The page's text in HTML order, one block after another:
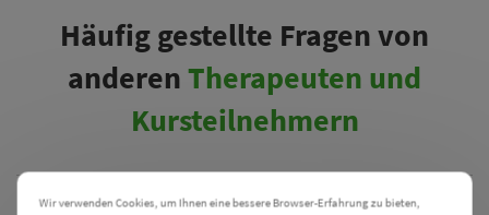
Häufig gestellte Fragen von
anderenTherapeuten und
Kursteilnehmern
Wir verwenden Cookies, um Ihnen eine bessere Browser-Erfahrung zu bieten,